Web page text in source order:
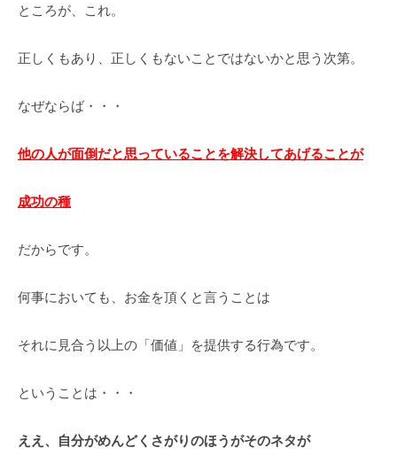
a
u
a
a
ところが、これ。
正しくもあり、正しくもないことではないかと思う次第。
なぜならば・・・
他の人が面倒だと思っていることを解決してあげることが
成功の種
だからです。
何事においても、お金を頂くと言うことは
それに見合う以上の「価値」を提供する行為です。
ということは・・・
ええ、自分がめんどくさがりのほうがそのネタが